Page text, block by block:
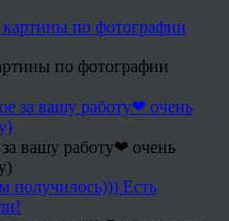
по фотографии
вашу работу❤ очень